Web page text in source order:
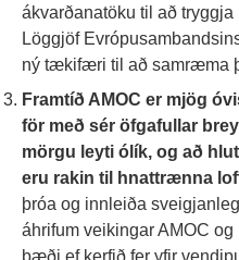
ákvarðanatöku til að
Löggjöf
ný tækifæri til að samræma
Framtíð AMOC er mjög
för með sér öfgafullar
mörgu leyti ólík, og að
eru rakin til hnattrænna
þróa og innleiða
áhrifum veikingar AMOC
bæði ef kerfið fer yfir